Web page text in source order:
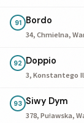
91 Bordo
34, Chmielna,
92 Doppio
3, Konstantego
93 Siwy Dym
378, Puławska,